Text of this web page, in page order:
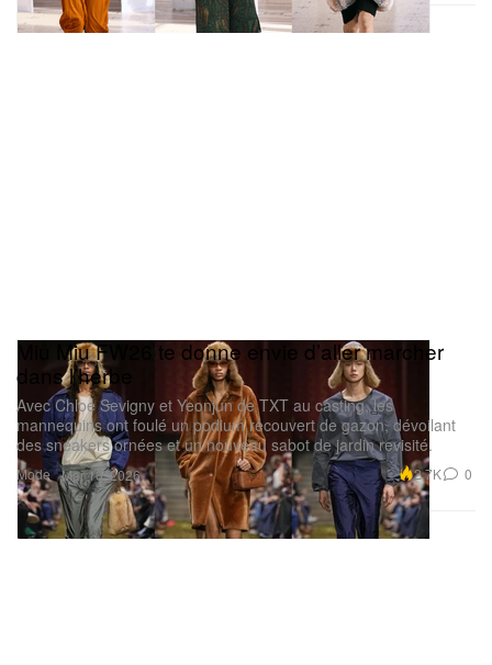
Mode
Miu Miu FW26 te donne envie d’aller marcher
dans l’herbe
Avec Chloe Sevigny et Yeonjun de TXT au casting, les
mannequins ont foulé un podium recouvert de gazon, dévoilant
des sneakers ornées et un nouveau sabot de jardin revisité.
Mar 10, 2026 2.7K 0